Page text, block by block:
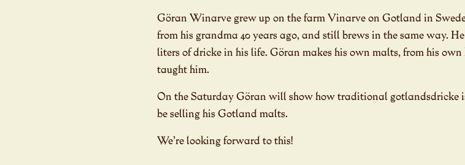
Göran Winarve grew up on the farm Vinarve on Gotland in
from his grandma 40 years ago, and still brews in the same way.
liters of dricke in his life. Göran makes his own malts, from his
taught him.
On the Saturday Göran will show how traditional gotlandsdricke
be selling his Gotland malts.
We’re looking forward to this!